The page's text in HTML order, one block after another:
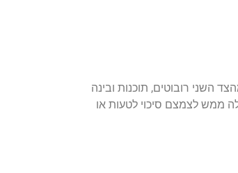
השני רובוטים, תוכנות ובינה
ממש לצמצם סיכוי לטעות או